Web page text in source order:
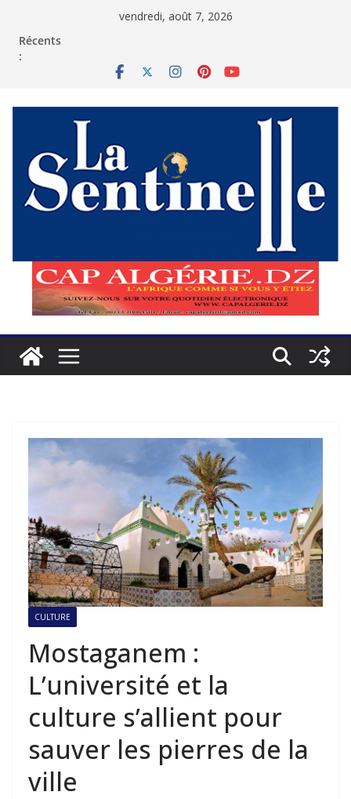
vendredi, août 7, 2026
Récents
:
CULTURE
Mostaganem :
L’université et la
culture s’allient pour
sauver les pierres de la
ville